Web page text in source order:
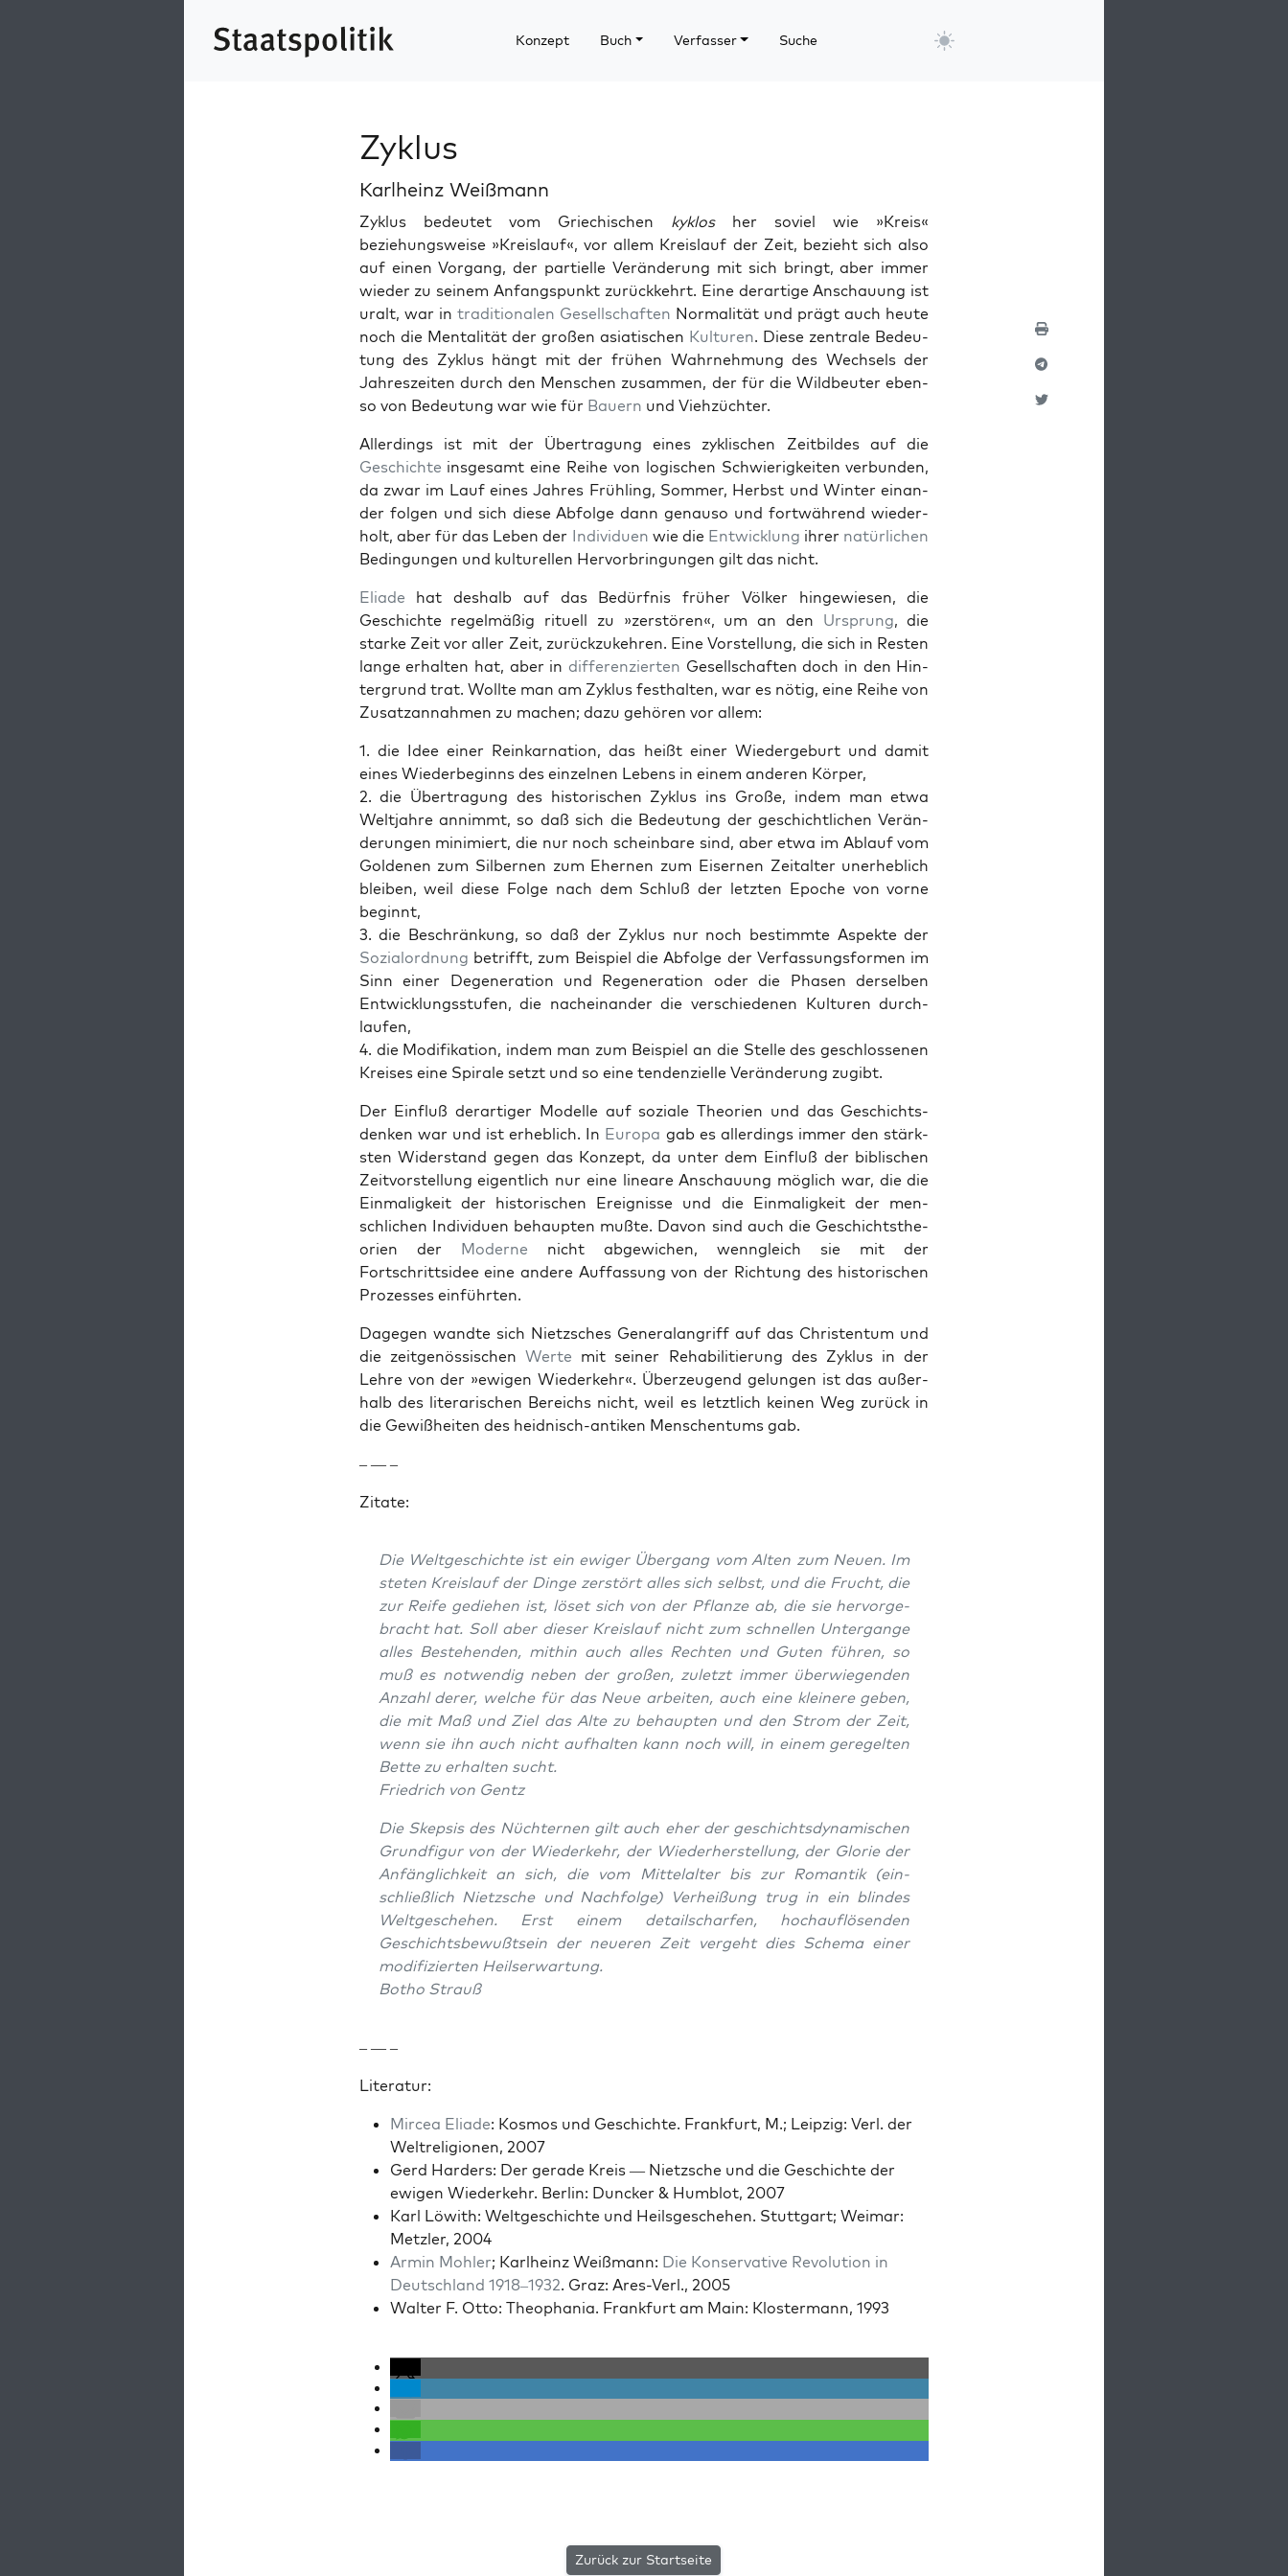
Konzept Buch Verfasser Suche
Zyklus
Karlheinz Weißmann
Zyk­lus bedeutet vom Griechis­chen kyk­losher soviel wie »Kreis«
beziehungsweise »Kreis­lauf«, vor allem Kreis­lauf der Zeit, bezieht sich also
auf einen Vor­gang, der par­tielle Verän­derung mit sich bringt, aber immer
wieder zu seinem Anfangspunkt zurück­kehrt. Eine der­ar­tige Anschau­ung ist
uralt, war in tra­di­tionalen Gesellschaften Nor­mal­ität und prägt auch heute
noch die Men­tal­ität der großen asi­atis­chen Kul­turen. Diese zen­trale Bedeu­
tung des Zyk­lus hängt mit der frühen Wahrnehmung des Wech­sels der
Jahreszeit­en durch den Men­schen zusam­men, der für die Wild­beuter eben­
so von Bedeu­tung war wie für Bauern und Viehzüchter.
Allerd­ings ist mit der Über­tra­gung eines zyk­lis­chen Zeit­bildes auf die
Geschichte ins­ge­samt eine Rei­he von logis­chen Schwierigkeit­en ver­bun­den,
da zwar im Lauf eines Jahres Früh­ling, Som­mer, Herb­st und Win­ter einan­
der fol­gen und sich diese Abfolge dann genau­so und fortwährend wieder­
holt, aber für das Leben der Indi­viduen wie die Entwick­lung ihrer natür­lichen
Bedin­gun­gen und kul­turellen Her­vor­bringun­gen gilt das nicht.
Eli­ade hat deshalb auf das Bedürf­nis früher Völk­er hingewiesen, die
Geschichte regelmäßig rit­uell zu »zer­stören«, um an den Ursprung, die
starke Zeit vor aller Zeit, zurück­zukehren. Eine Vorstel­lung, die sich in Resten
lange erhal­ten hat, aber in dif­feren­zierten Gesellschaften doch in den Hin­
ter­grund trat. Wollte man am Zyk­lus fes­thal­ten, war es nötig, eine Rei­he von
Zusatzan­nah­men zu machen; dazu gehören vor allem:
1. die Idee ein­er Reinkar­na­tion, das heißt ein­er Wiederge­burt und damit
eines Wieder­be­ginns des einzel­nen Lebens in einem anderen Kör­p­er,
2. die Über­tra­gung des his­torischen Zyk­lus ins Große, indem man etwa
Welt­jahre annimmt, so daß sich die Bedeu­tung der geschichtlichen Verän­
derun­gen min­imiert, die nur noch schein­bare sind, aber etwa im Ablauf vom
Gold­e­nen zum Sil­ber­nen zum Ehernen zum Eis­er­nen Zeital­ter uner­he­blich
bleiben, weil diese Folge nach dem Schluß der let­zten Epoche von vorne
begin­nt,
3. die Beschränkung, so daß der Zyk­lus nur noch bes­timmte Aspek­te der
Sozialord­nung bet­rifft, zum Beispiel die Abfolge der Ver­fas­sungs­for­men im
Sinn ein­er Degen­er­a­tion und Regen­er­a­tion oder die Phasen der­sel­ben
Entwick­lungsstufen, die nacheinan­der die ver­schiede­nen Kul­turen durch­
laufen,
4. die Mod­i­fika­tion, indem man zum Beispiel an die Stelle des geschlosse­nen
Kreis­es eine Spi­rale set­zt und so eine ten­den­zielle Verän­derung zugibt.
Der Ein­fluß der­ar­tiger Mod­elle auf soziale The­o­rien und das Geschichts­
denken war und ist erhe­blich. In Europa gab es allerd­ings immer den stärk­
sten Wider­stand gegen das Konzept, da unter dem Ein­fluß der bib­lis­chen
Zeitvorstel­lung eigentlich nur eine lin­eare Anschau­ung möglich war, die die
Ein­ma­ligkeit der his­torischen Ereignisse und die Ein­ma­ligkeit der men­
schlichen Indi­viduen behaupten mußte. Davon sind auch die Geschicht­s­the­
o­rien der Mod­erne nicht abgewichen, wen­ngle­ich sie mit der
Fortschrittsidee eine andere Auf­fas­sung von der Rich­tung des his­torischen
Prozess­es ein­führten.
Dage­gen wandte sich Niet­zsches Gen­er­alan­griff auf das Chris­ten­tum und
die zeit­genös­sis­chenWerte mit sein­er Reha­bil­i­tierung des Zyk­lus in der
Lehre von der »ewigen Wiederkehr«. Überzeu­gend gelun­gen ist das außer­
halb des lit­er­arischen Bere­ichs nicht, weil es let­ztlich keinen Weg zurück in
die Gewißheit­en des hei­d­nisch-antiken Men­schen­tums gab.
– — –
Zitate:
Die Welt­geschichte ist ein ewiger Über­gang vom Alten zum Neuen. Im
steten Kreis­lauf der Dinge zer­stört alles sich selb­st, und die Frucht, die
zur Reife gediehen ist, löset sich von der Pflanze ab, die sie her­vorge­
bracht hat. Soll aber dieser Kreis­lauf nicht zum schnellen Unter­gange
alles Beste­hen­den, mithin auch alles Recht­en und Guten führen, so
muß es notwendig neben der großen, zulet­zt immer über­wiegen­den
Anzahl der­er, welche für das Neue arbeit­en, auch eine kleinere geben,
die mit Maß und Ziel das Alte zu behaupten und den Strom der Zeit,
wenn sie ihn auch nicht aufhal­ten kann noch will, in einem geregel­ten
Bette zu erhal­ten sucht.
Friedrich von Gentz
Die Skep­sis des Nüchter­nen gilt auch eher der geschichts­dy­namis­chen
Grund­fig­ur von der Wiederkehr, der Wieder­her­stel­lung, der Glo­rie der
Anfänglichkeit an sich, die vom Mit­te­lal­ter bis zur Roman­tik (ein­
schließlich Niet­zsche und Nach­folge) Ver­heißung trug in ein blindes
Welt­geschehen. Erst einem detailschar­fen, hochau­flösenden
Geschichts­be­wußt­sein der neueren Zeit verge­ht dies Schema ein­er
mod­i­fizierten Heilser­wartung.
Botho Strauß
– — –
Lit­er­atur:
Mircea Eli­ade: Kos­mos und Geschichte. Frank­furt, M.; Leipzig: Verl. der
Wel­tre­li­gio­nen, 2007
Gerd Hard­ers: Der ger­ade Kreis — Niet­zsche und die Geschichte der
ewigen Wiederkehr. Berlin: Dunck­er & Hum­blot, 2007
Karl Löwith: Welt­geschichte und Heils­geschehen. Stuttgart; Weimar:
Met­zler, 2004
Armin Mohler; Karl­heinz Weiß­mann: Die Kon­ser­v­a­tive Rev­o­lu­tion in
Deutsch­land 1918–1932. Graz: Ares-Verl., 2005
Wal­ter F. Otto: Theo­pha­nia. Frank­furt am Main: Kloster­mann, 1993
Zurück zur Startseite